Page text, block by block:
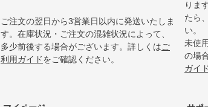
ご注文の翌日から3営業日以内に発送いたしま
す。在庫状況・ご注文の混雑状況によって、
多少前後する場合がございます。詳しくはご
利用ガイドをご確認ください。
りま
たら
い。
未使
の場
ガイド